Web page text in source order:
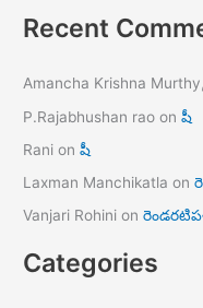
Recent
Amancha Krishna
P.Rajabhushan rao onషీ
Rani onషీ
Laxman Manchikatla on
Vanjari Rohini on
Categories